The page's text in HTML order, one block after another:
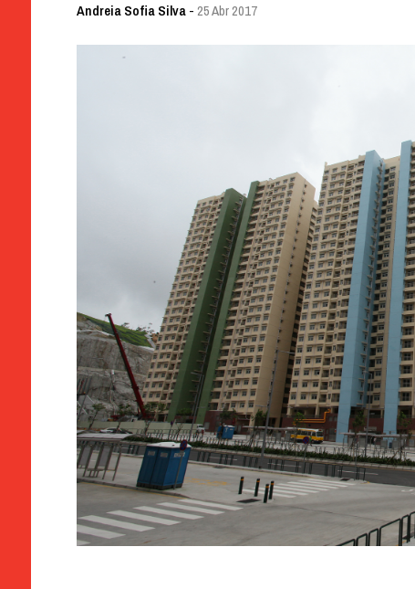
Andreia Sofia Silva- 25 Abr 2017